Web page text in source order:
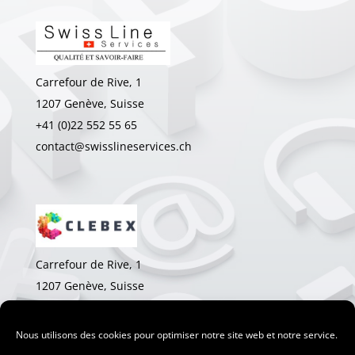
Nous utilisons des cookies pour optimiser notre site web et notre service.
Carrefour de Rive, 1
1207 Genève, Suisse
+41 (0)22 552 55 65
contact@swisslineservices.ch
Carrefour de Rive, 1
1207 Genève, Suisse
olivier.barraud@clebex.com